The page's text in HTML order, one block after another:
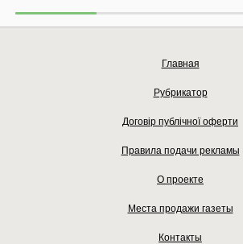
Главная
Рубрикатор
Договір публічної оферти
Правила подачи рекламы
О проекте
Места продажи газеты
Контакты